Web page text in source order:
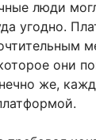
люди
угодно.
они
же,